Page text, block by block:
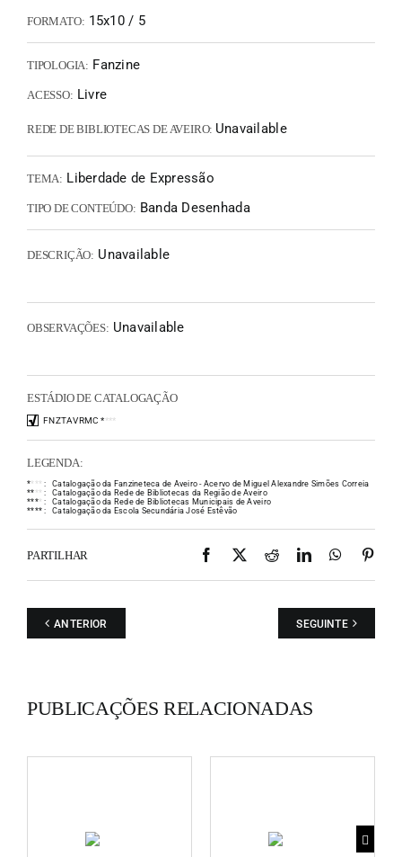
FORMATO: 15x10 / 5
TIPOLOGIA: Fanzine
ACESSO: Livre
REDE DE BIBLIOTECAS DE AVEIRO: Unavailable
TEMA: Liberdade de Expressão
TIPO DE CONTEÚDO: Banda Desenhada
DESCRIÇÃO: Unavailable
OBSERVAÇÕES: Unavailable
ESTÁDIO DE CATALOGAÇÃO
FNZTAVRMC ****
LEGENDA:
** * * :
Catalogação da Fanzineteca de Aveiro - Acervo de Miguel Alexandre Simões Correia
** * * :
Catalogação da Rede de Bibliotecas da Região de Aveiro
**** :
Catalogação da Rede de Bibliotecas Municipais de Aveiro
**** : Catalogação da Escola Secundária José Estêvão
PARTILHAR Facebook
X RedditLinkedIn
ANTERIOR SEGUINTE
PUBLICAÇÕES RELACIONADAS